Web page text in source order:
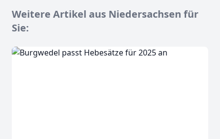
Weitere Artikel aus Niedersachsen für
Sie: